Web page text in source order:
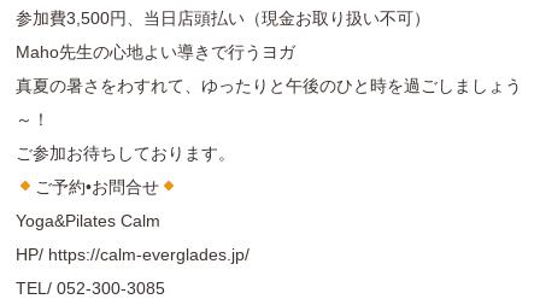
参加費3,500円、当日店頭払い（現金お取り扱い不可）
Maho先生の心地よい導きで行うヨガ
真夏の暑さをわすれて、ゆったりと午後のひと時を過ごしましょう
～！
ご参加お待ちしております。
ご予約•お問合せ
Yoga&Pilates Calm
HP/ https://calm-everglades.jp/
TEL/052-300-3085